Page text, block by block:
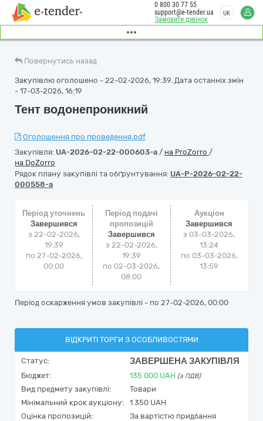
Замовити дзвінок
0 800 30 77 55
support@e-tender.ua
UK
Повернутись назад
Закупівлю оголошено - 22-02-2026, 19:39. Дата останніх змін
- 17-03-2026, 16:19
Тент водонепроникний
Оголошення про проведення.pdf
Закупівля: UA-2026-02-22-000603-a / на ProZorro /
на DoZorro
Рядок плану закупівлі та обґрунтування: UA-P-2026-02-22-
000558-a
Період уточнень
Завершився
з 22-02-2026,
19:39
по 27-02-2026,
00:00
Період подачі
пропозицій
Завершився
з 22-02-2026,
19:39
по 02-03-2026,
08:00
Аукціон
Завершився
з 03-03-2026,
13:24
по 03-03-2026,
13:59
Період оскарження умов закупівлі - по 27-02-2026, 00:00
ВІДКРИТІ ТОРГИ З ОСОБЛИВОСТЯМИ
Статус: ЗАВЕРШЕНА ЗАКУПІВЛЯ
Бюджет: 135 000 UAH (з ПДВ)
Вид предмету закупівлі:
Товари
Мінімальний крок аукціону:
1 350 UAH
Оцінка пропозицій:
За вартістю придбання